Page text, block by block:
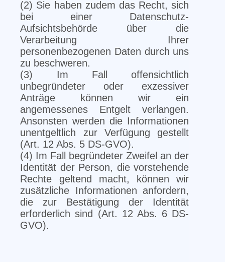
(2) Sie haben zudem das Recht, sich
bei einer Datenschutz-
Aufsichtsbehörde über die
Verarbeitung Ihrer
personenbezogenen Daten durch uns
zu beschweren.
(3) Im Fall offensichtlich
unbegründeter oder exzessiver
Anträge können wir ein
angemessenes Entgelt verlangen.
Ansonsten werden die Informationen
unentgeltlich zur Verfügung gestellt
(Art. 12 Abs. 5 DS-GVO).
(4) Im Fall begründeter Zweifel an der
Identität der Person, die vorstehende
Rechte geltend macht, können wir
zusätzliche Informationen anfordern,
die zur Bestätigung der Identität
erforderlich sind (Art. 12 Abs. 6 DS-
GVO).